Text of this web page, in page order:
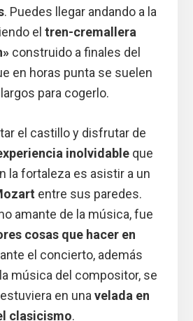
. Puedes llegar andando a la
el tren-cremallera
construido a finales del
en horas punta se suelen
para cogerlo.
el castillo y disfrutar de
inolvidableque
la fortaleza es asistir a un
entre sus paredes.
amante de la música, fue
cosas que hacer en
el concierto, además
música del compositor, se
en unavelada en
clasicismo.